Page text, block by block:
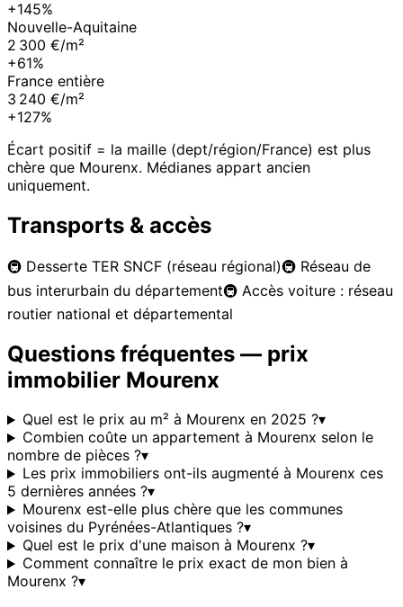
+145%
Nouvelle-Aquitaine
2 300 €/m²
+61%
France entière
3 240 €/m²
+127%
Écart positif = la maille (dept/région/France) est plus
chère que Mourenx. Médianes appart ancien
uniquement.
Transports & accès
🚇 Desserte TER SNCF (réseau régional)🚇 Réseau de
bus interurbain du département🚇 Accès voiture : réseau
routier national et départemental
Questions fréquentes — prix
immobilier Mourenx
Quel est le prix au m² à Mourenx en 2025 ?▾
Combien coûte un appartement à Mourenx selon le
nombre de pièces ?▾
Les prix immobiliers ont-ils augmenté à Mourenx ces
5 dernières années ?▾
Mourenx est-elle plus chère que les communes
voisines du Pyrénées-Atlantiques ?▾
Quel est le prix d'une maison à Mourenx ?▾
Comment connaître le prix exact de mon bien à
Mourenx ?▾